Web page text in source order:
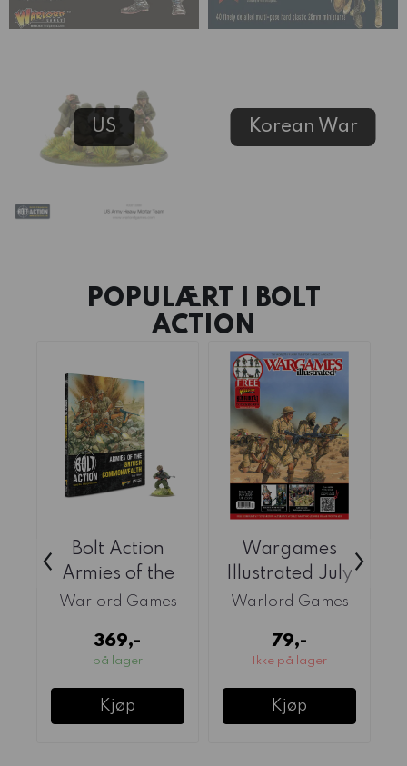
US Korean War
POPULÆRT I
BOLT
ACTION
Bolt Action
Armies of the
British
v3 ...
Warlord Games
369,-
på lager
Kjøp
Wargames
Illustrated July
2026 (Issue
Warlord Games
79,-
Ikke på lager
Kjøp
‹ ›